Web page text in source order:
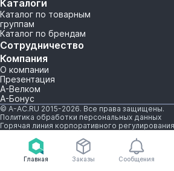
Главная Заказы Сообщения
Каталоги
Каталог по товарным
группам
Каталог по брендам
Сотрудничество
Компания
О компании
Презентация
А-Велком
А-Бонус
© A-AC.RU 2015-2026. Все права защищены.
Политика обработки персональных данных
Горячая линия корпоративного